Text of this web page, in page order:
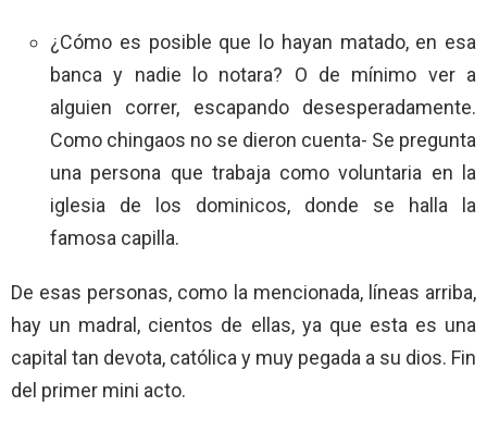
¿Cómo es posible que lo hayan matado, en esa
banca y nadie lo notara? O de mínimo ver a
alguien correr, escapando desesperadamente.
Como chingaos no se dieron cuenta- Se pregunta
una persona que trabaja como voluntaria en la
iglesia de los dominicos, donde se halla la
famosa capilla.
De esas personas, como la mencionada, líneas arriba,
hay un madral, cientos de ellas, ya que esta es una
capital tan devota, católica y muy pegada a su dios. Fin
del primer mini acto.